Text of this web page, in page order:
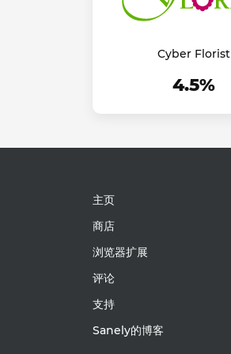
Cyber Florist
4.5%
主页
商店
浏览器扩展
评论
支持
Sanely的博客